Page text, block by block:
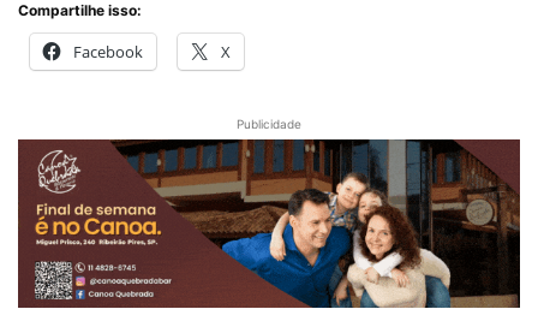
Compartilhe isso:
Facebook X
Publicidade